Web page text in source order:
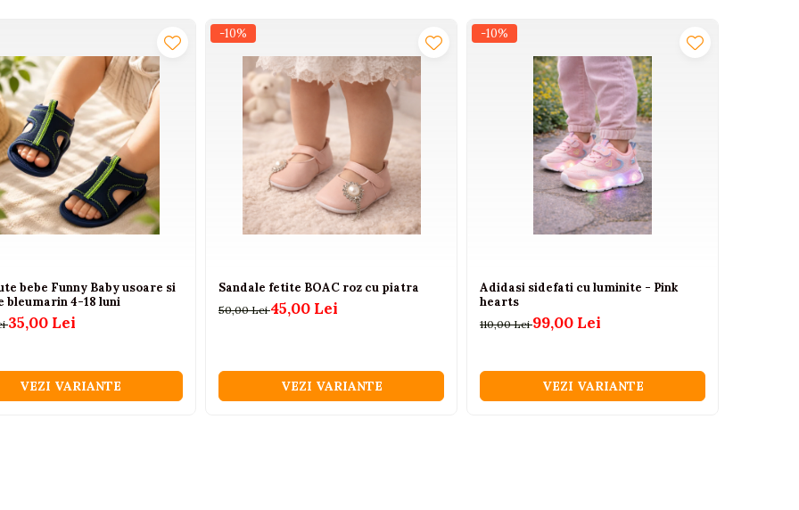
bebe Funny Baby usoare si
bleumarin 4-18 luni
35,00 Lei
VEZI VARIANTE
-10%
Sandale fetite BOAC roz cu piatra
50,00 Lei45,00 Lei
VEZI VARIANTE
-10%
Adidasi sidefati cu luminite - Pink
hearts
110,00 Lei99,00 Lei
VEZI VARIANTE